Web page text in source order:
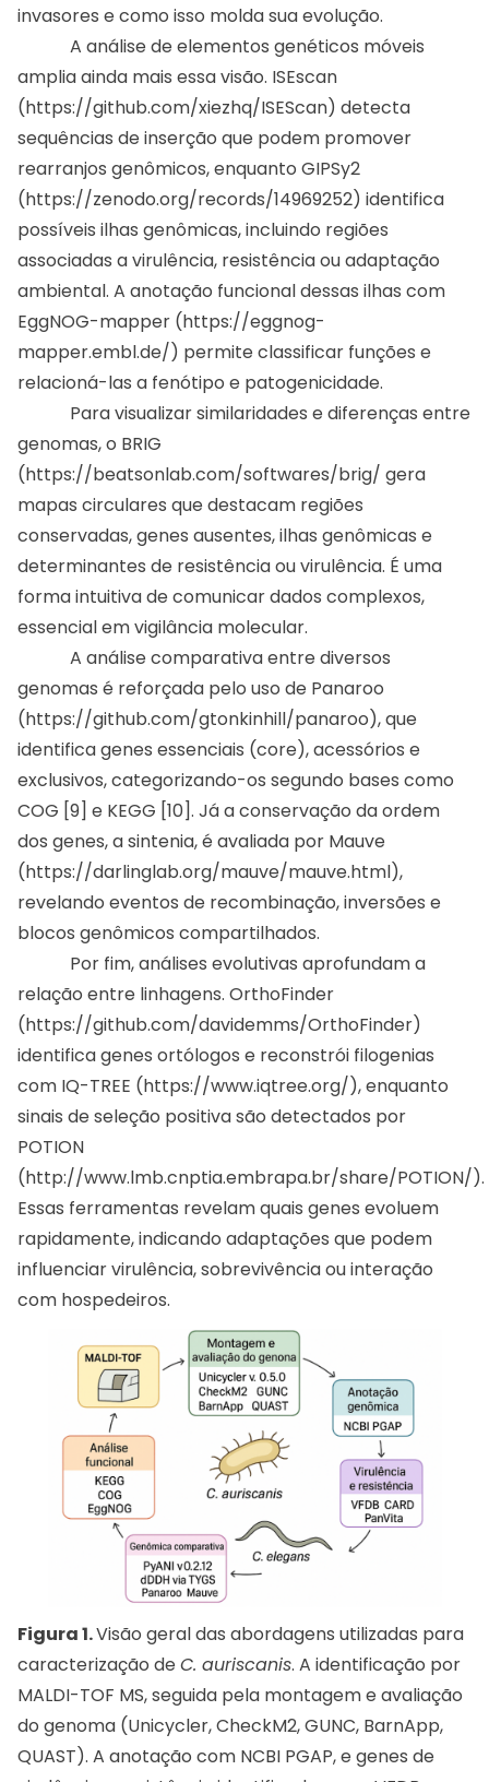
invasores e como isso molda sua evolução.
A análise de elementos genéticos móveis
amplia ainda mais essa visão. ISEscan
(https://github.com/xiezhq/ISEScan) detecta
sequências de inserção que podem promover
rearranjos genômicos, enquanto GIPSy2
(https://zenodo.org/records/14969252) identifica
possíveis ilhas genômicas, incluindo regiões
associadas a virulência, resistência ou adaptação
ambiental. A anotação funcional dessas ilhas com
EggNOG-mapper (https://eggnog-
mapper.embl.de/) permite classificar funções e
relacioná-las a fenótipo e patogenicidade.
Para visualizar similaridades e diferenças entre
genomas, o BRIG
(https://beatsonlab.com/softwares/brig/ gera
mapas circulares que destacam regiões
conservadas, genes ausentes, ilhas genômicas e
determinantes de resistência ou virulência. É uma
forma intuitiva de comunicar dados complexos,
essencial em vigilância molecular.
A análise comparativa entre diversos
genomas é reforçada pelo uso de Panaroo
(https://github.com/gtonkinhill/panaroo), que
identifica genes essenciais (core), acessórios e
exclusivos, categorizando-os segundo bases como
COG [9] e KEGG [10]. Já a conservação da ordem
dos genes, a sintenia, é avaliada por Mauve
(https://darlinglab.org/mauve/mauve.html),
revelando eventos de recombinação, inversões e
blocos genômicos compartilhados.
Por fim, análises evolutivas aprofundam a
relação entre linhagens. OrthoFinder
(https://github.com/davidemms/OrthoFinder)
identifica genes ortólogos e reconstrói filogenias
com IQ-TREE (https://www.iqtree.org/), enquanto
sinais de seleção positiva são detectados por
POTION
(http://www.lmb.cnptia.embrapa.br/share/POTION/).
Essas ferramentas revelam quais genes evoluem
rapidamente, indicando adaptações que podem
influenciar virulência, sobrevivência ou interação
com hospedeiros.
Figura 1.Visão geral das abordagens utilizadas para
caracterização de C. auriscanis. A identificação por
MALDI-TOF MS, seguida pela montagem e avaliação
do genoma (Unicycler, CheckM2, GUNC, BarnApp,
QUAST). A anotação com NCBI PGAP, e genes de